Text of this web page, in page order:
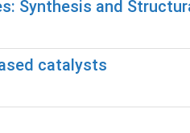
Synthesis and
catalysts